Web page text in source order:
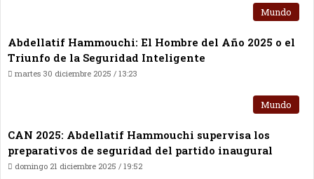
Mundo
Abdellatif Hammouchi: El Hombre del Año 2025 o el
Triunfo de la Seguridad Inteligente
martes 30 diciembre 2025 / 13:23
Mundo
CAN 2025: Abdellatif Hammouchi supervisa los
preparativos de seguridad del partido inaugural
domingo 21 diciembre 2025 / 19:52